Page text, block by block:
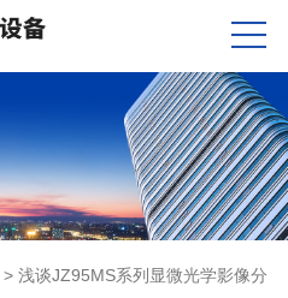
> 浅谈JZ95MS系列显微光学影像分